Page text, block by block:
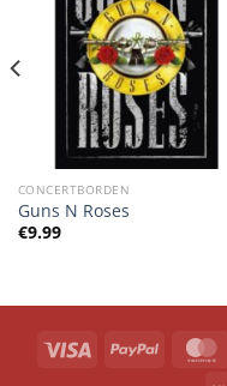
CONCERTBORDEN
Guns N Roses
€9.99